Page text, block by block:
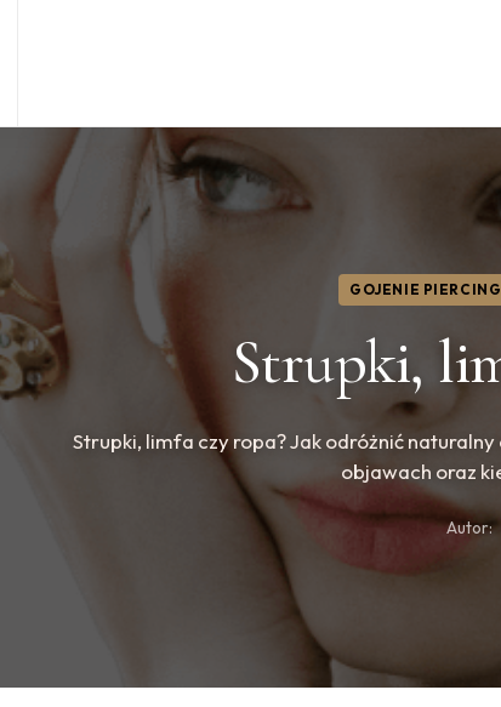
GOJENIE
Strupki,
Strupki, limfa czy ropa? Jak odróżnić
objawach oraz
Autor: